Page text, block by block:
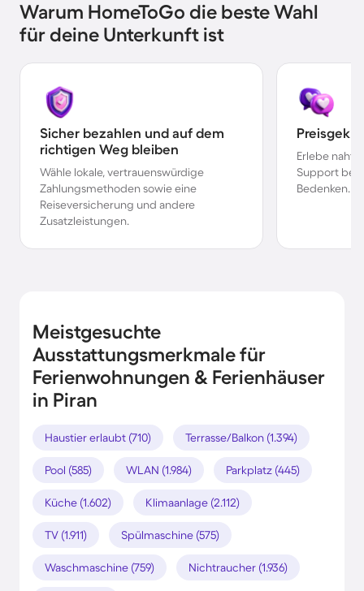
Warum HomeToGo die beste Wahl
für deine Unterkunft ist
Sicher bezahlen und auf dem
richtigen Weg bleiben
Wähle lokale, vertrauenswürdige
Zahlungsmethoden sowie eine
Reiseversicherung und andere
Zusatzleistungen.
Erlebe
Support bei
Bedenken.
Meistgesuchte
Ausstattungsmerkmale für
Ferienwohnungen & Ferienhäuser
in Piran
Haustier erlaubt (710) Terrasse/Balkon (1.394)
Pool (585) WLAN (1.984) Parkplatz (445)
Küche (1.602) Klimaanlage (2.112)
TV (1.911) Spülmaschine (575)
Waschmaschine (759) Nichtraucher (1.936)